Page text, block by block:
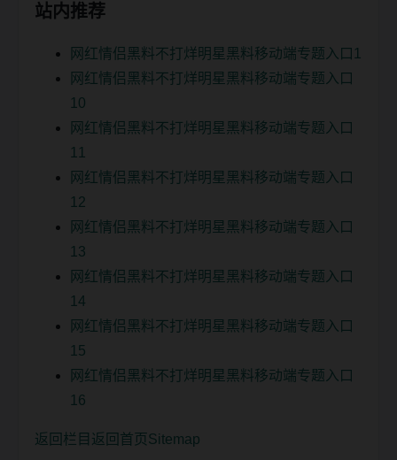
站内推荐
网红情侣黑料不打烊明星黑料移动端专题入口1
网红情侣黑料不打烊明星黑料移动端专题入口
10
网红情侣黑料不打烊明星黑料移动端专题入口
11
网红情侣黑料不打烊明星黑料移动端专题入口
12
网红情侣黑料不打烊明星黑料移动端专题入口
13
网红情侣黑料不打烊明星黑料移动端专题入口
14
网红情侣黑料不打烊明星黑料移动端专题入口
15
网红情侣黑料不打烊明星黑料移动端专题入口
16
返回栏目 返回首页 Sitemap